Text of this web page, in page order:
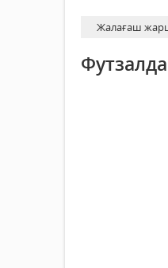
Жалағаш